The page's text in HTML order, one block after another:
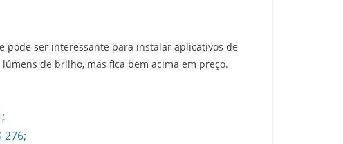
pode ser interessante para instalar aplicativos de
de brilho, mas fica bem acima em preço.